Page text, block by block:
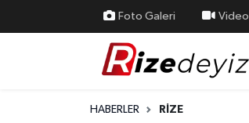
Foto Galeri Video
HABERLER RIZE
Rize Nöbetçi Eczaneler